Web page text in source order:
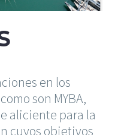
en los
son MYBA,
aliciente para la
cuyos objetivos